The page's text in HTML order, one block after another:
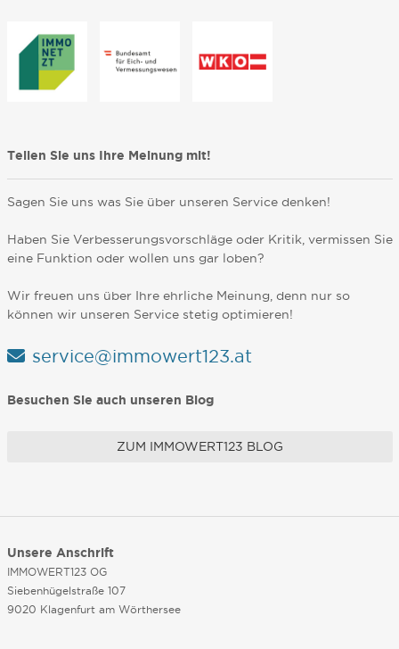
Teilen Sie uns Ihre Meinung mit!
Sagen Sie uns was Sie über unseren Service denken!
Haben Sie Verbesserungsvorschläge oder Kritik, vermissen Sie
eine Funktion oder wollen uns gar loben?
Wir freuen uns über Ihre ehrliche Meinung, denn nur so
können wir unseren Service stetig optimieren!
service@immowert123.at
Besuchen Sie auch unseren Blog
ZUM IMMOWERT123 BLOG
Unsere Anschrift
IMMOWERT123 OG
Siebenhügelstraße 107
9020 Klagenfurt am Wörthersee